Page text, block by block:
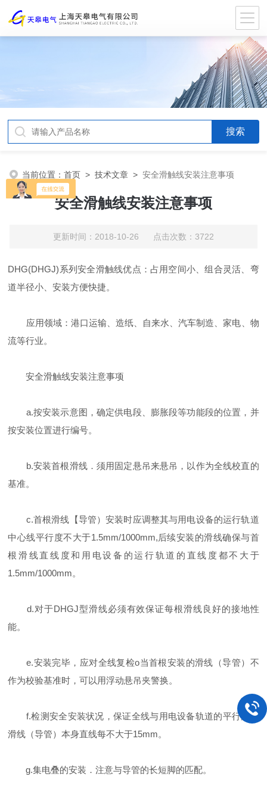
当前位置：首页 >技术文章 >安全滑触线安装注意事项
安全滑触线安装注意事项
更新时间：2018-10-26 点击次数：3722
DHG(DHGJ)系列安全滑触线优点：占用空间小、组合灵活、弯
道半径小、安装方便快捷。
应用领域：港口运输、造纸、自来水、汽车制造、家电、物
流等行业。
安全滑触线安装注意事项
a.按安装示意图，确定供电段、膨胀段等功能段的位置，并
按安装位置进行编号。
b.安装首根滑线．须用固定悬吊来悬吊，以作为全线校直的
基准。
c.首根滑线【导管）安装时应调整其与用电设备的运行轨道
中心线平行度不大于1.5mm/1000mm,后续安装的滑线确保与首
根滑线直线度和用电设备的运行轨道的直线度都不大于
1.5mm/1000mm。
d.对于DHGJ型滑线必须有效保证每根滑线良好的接地性
能。
e.安装完毕，应对全线复检o当首根安装的滑线（导管）不
作为校验基准时，可以用浮动悬吊夹警换。
f.检测安全安装状况，保证全线与用电设备轨道的平行度和
滑线（导管）本身直线每不大于15mm。
g.集电叠的安装．注意与导管的长短脚的匹配。